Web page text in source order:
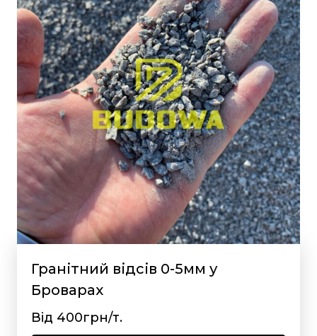
Гранітний відсів 0-5мм у
Броварах
Від 400грн/т.